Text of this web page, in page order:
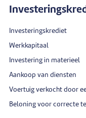
Investeringskrediet
Werkkapitaal
Investering in materieel
Aankoop van diensten
Voertuig verkocht door
Beloning voor correcte